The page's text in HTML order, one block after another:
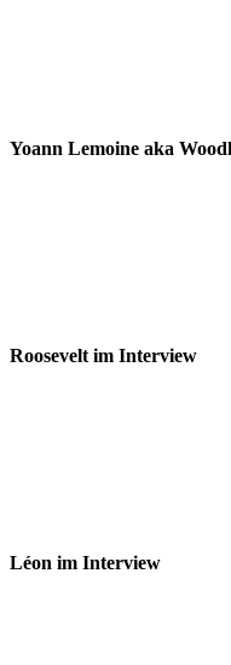
Yoann Lemoine aka
Roosevelt im Interview
Léon im Interview